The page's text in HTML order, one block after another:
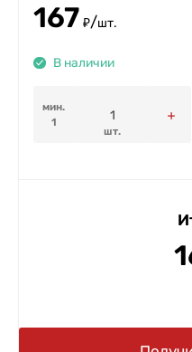
167 ₽/шт.
В наличии
мин.
1
шт.